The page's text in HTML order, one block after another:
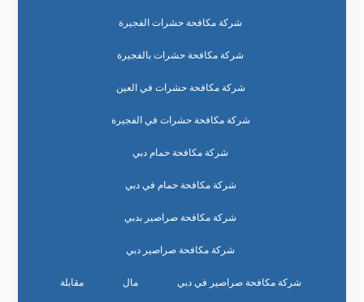
شركة مكافحة حشرات الفجيرة
شركة مكافحة حشرات بالفجيرة
شركة مكافحة حشرات في العين
شركة مكافحة حشرات في الفجيرة
شركة مكافحة حمام دبي
شركة مكافحة حمام في دبي
شركة مكافحة صراصير بدبي
شركة مكافحة صراصير دبي
شركة مكافحة صراصير في دبي مال مقابلة